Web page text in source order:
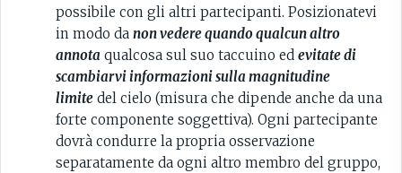
possibile con gli altri partecipanti. Posizionatevi
in modo da non vedere quando qualcun altro
annota qualcosa sul suo taccuino ed evitate di
scambiarvi informazioni sulla magnitudine
limite del cielo (misura che dipende anche da una
forte componente soggettiva). Ogni partecipante
dovrà condurre la propria osservazione
separatamente da ogni altro membro del gruppo,